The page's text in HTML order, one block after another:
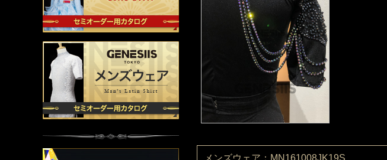
メンズウェア：MN161008JK19S